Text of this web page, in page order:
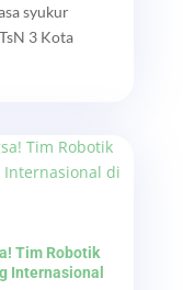
syukur
3 Kota
Tim Robotik
Internasional